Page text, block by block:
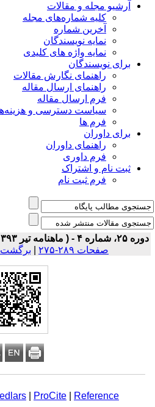
آرشیو مجله و مقالات
کلیه شماره‌های مجله
آخرین شماره
نمایه نویسندگان
نمایه واژه های کلیدی
برای نویسندگان
راهنمای نگارش مقالات
راهنمای ارسال مقاله
فرم ارسال مقاله
سیاست دسترسی و هزینه‌های
فرم ها
برای داوران
راهنمای داوران
فرم داوری
ثبت نام و اشتراک
فرم ثبت نام
شماره ۴ - ( ماهنامه تیر ۱۳۹۳ )
صفحات ۲۸۹-۲۷۵
| برگشت
Medlars |ProCite |Reference